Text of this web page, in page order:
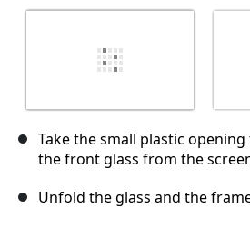
Take the small plastic
the front glass from the
Unfold the glass and the